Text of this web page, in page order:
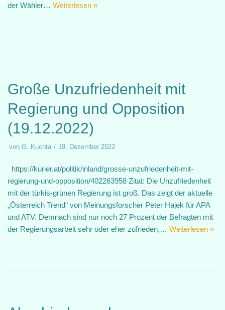
der Wähler… Weiterlesen »
Große Unzufriedenheit mit
Regierung und Opposition
(19.12.2022)
von G. Kuchta 19. Dezember 2022
https://kurier.at/politik/inland/grosse-unzufriedenheit-mit-
regierung-und-opposition/402263958 Zitat: Die Unzufriedenheit
mit der türkis-grünen Regierung ist groß. Das zeigt der aktuelle
„Österreich Trend“ von Meinungsforscher Peter Hajek für APA
und ATV. Demnach sind nur noch 27 Prozent der Befragten mit
der Regierungsarbeit sehr oder eher zufrieden,… Weiterlesen »